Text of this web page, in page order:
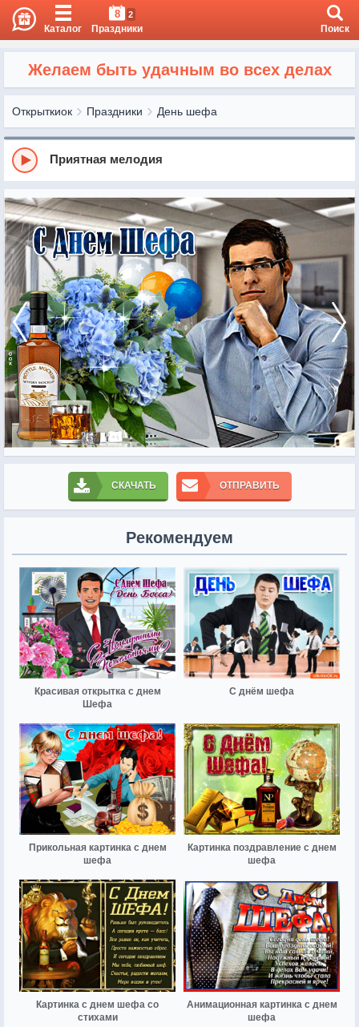
Каталог
8 2
Праздники Поиск
Желаем быть удачным во всех делах
Открыткиок Праздники День шефа
Приятная мелодия
СКАЧАТЬ ОТПРАВИТЬ
Рекомендуем
Красивая открытка с днем
Шефа
С днём шефа
Прикольная картинка с днем
шефа
Картинка поздравление с днем
шефа
Картинка с днем шефа со
стихами
Анимационная картинка с днем
шефа